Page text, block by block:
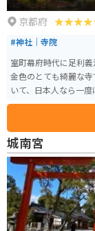
京都府
#神社｜寺院
室町幕府時代に足利
金色のとても綺麗な
いて、日本人なら一
センチ四方の金箔約
４千万円ととんでも
城南宮